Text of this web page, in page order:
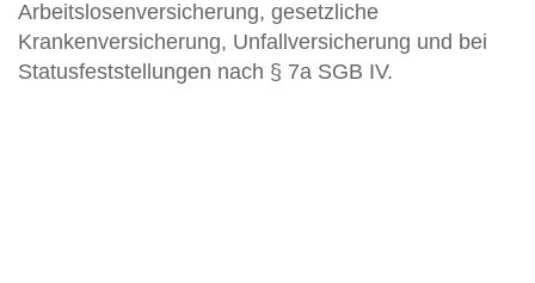
Arbeitslosenversicherung, gesetzliche
Krankenversicherung, Unfallversicherung und bei
Statusfeststellungen nach § 7a SGB IV.